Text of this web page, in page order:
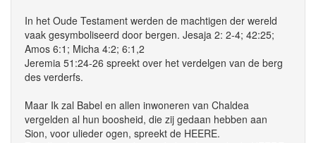
In het Oude Testament werden de machtigen der wereld
vaak gesymboliseerd door bergen. Jesaja 2: 2-4; 42:25;
Amos 6:1; Micha 4:2; 6:1,2
Jeremia 51:24-26 spreekt over het verdelgen van de berg
des verderfs.
Maar Ik zal Babel en allen inwoneren van Chaldea
vergelden al hun boosheid, die zij gedaan hebben aan
Sion, voor ulieder ogen, spreekt de HEERE.